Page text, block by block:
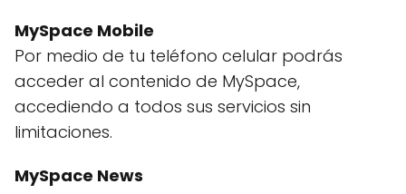
MySpace Mobile
Por medio de tu teléfono celular podrás
acceder al contenido de MySpace,
accediendo a todos sus servicios sin
limitaciones.
MySpace News